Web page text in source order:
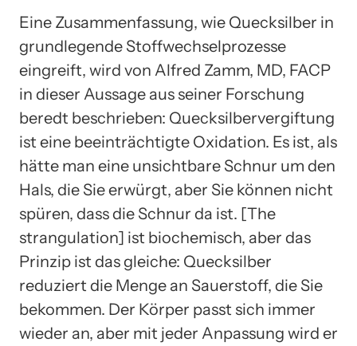
Eine Zusammenfassung, wie Quecksilber in
grundlegende Stoffwechselprozesse
eingreift, wird von Alfred Zamm, MD, FACP
in dieser Aussage aus seiner Forschung
beredt beschrieben: Quecksilbervergiftung
ist eine beeinträchtigte Oxidation. Es ist, als
hätte man eine unsichtbare Schnur um den
Hals, die Sie erwürgt, aber Sie können nicht
spüren, dass die Schnur da ist. [The
strangulation] ist biochemisch, aber das
Prinzip ist das gleiche: Quecksilber
reduziert die Menge an Sauerstoff, die Sie
bekommen. Der Körper passt sich immer
wieder an, aber mit jeder Anpassung wird er